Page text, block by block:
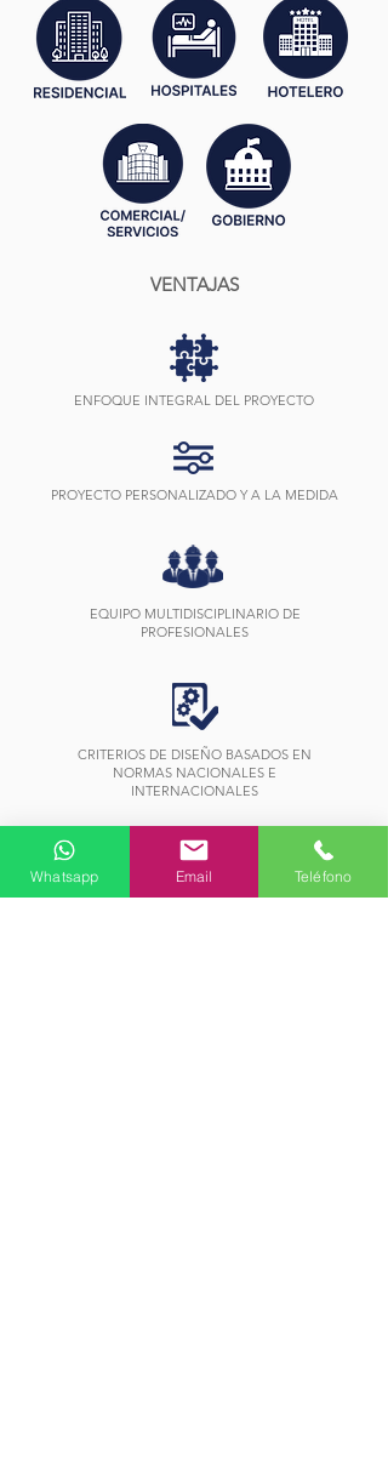
VENTAJAS
ENFOQUE INTEGRAL DEL PROYECTO
CRITERIOS DE DISEÑO BASADOS EN
NORMAS NACIONALES E
INTERNACIONALES
PROYECTO PERSONALIZADO Y A LA MEDIDA
EFICIENCIA EN RECURSOS E INSTALACIONES
EQUIPO MULTIDISCIPLINARIO DE
PROFESIONALES
Whatsapp Email Teléfono